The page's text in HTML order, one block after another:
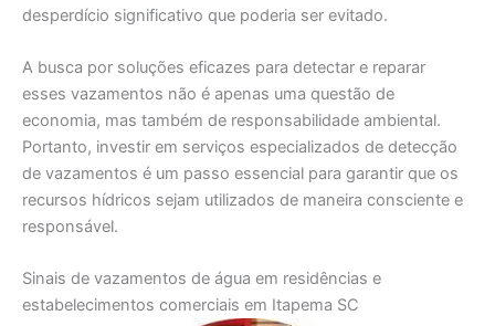
desperdício significativo que poderia ser evitado.
A busca por soluções eficazes para detectar e reparar
esses vazamentos não é apenas uma questão de
economia, mas também de responsabilidade ambiental.
Portanto, investir em serviços especializados de detecção
de vazamentos é um passo essencial para garantir que os
recursos hídricos sejam utilizados de maneira consciente e
responsável.
Sinais de vazamentos de água em residências e
estabelecimentos comerciais em Itapema SC